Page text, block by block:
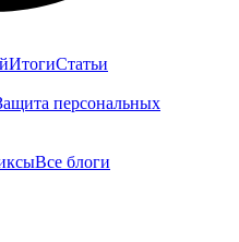
ИтогиСтатьи
персональных
Все блоги